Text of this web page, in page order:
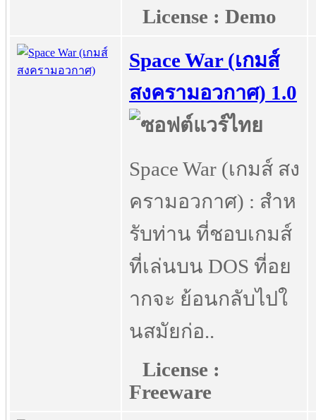
License : Demo
Space War (เกมส์
สงครามอวกาศ) 1.0
Space War (เกมส์ สง
ครามอวกาศ) : สำห
รับท่าน ที่ชอบเกมส์
ที่เล่นบน DOS ที่อย
ากจะ ย้อนกลับไปใ
นสมัยก่อ..
License :
Freeware